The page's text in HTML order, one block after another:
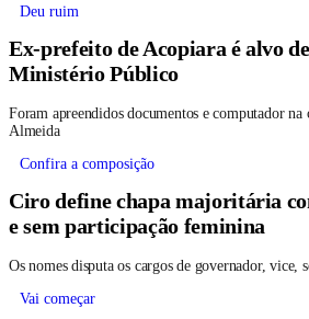
Deu ruim
Ex-prefeito de Acopiara é alvo
Ministério Público
Foram apreendidos documentos e computador na
Almeida
Confira a composição
Ciro define chapa majoritária
e sem participação feminina
Os nomes disputa os cargos de governador, vice,
Vai começar